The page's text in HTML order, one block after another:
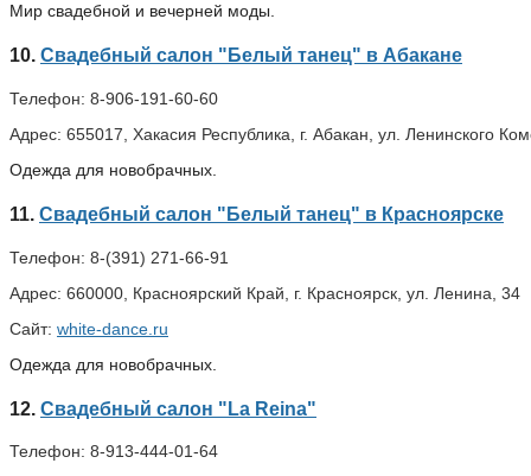
Мир свадебной и вечерней моды.
10. Свадебный салон "Белый танец" в Абакане
Телефон: 8-906-191-60-60
Адрес: 655017, Хакасия Республика, г. Абакан, ул. Ленинского
Одежда для новобрачных.
11. Свадебный салон "Белый танец" в Красноярске
Телефон: 8-(391) 271-66-91
Адрес: 660000, Красноярский Край, г. Красноярск, ул. Ленина, 34
Сайт: white-dance.ru
Одежда для новобрачных.
12. Свадебный салон "La Reina"
Телефон: 8-913-444-01-64